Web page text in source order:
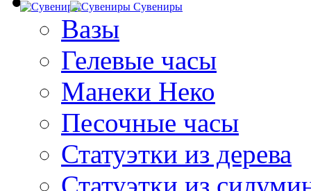
Сувениры
Вазы
Гелевые часы
Манеки Неко
Песочные часы
Статуэтки из дерева